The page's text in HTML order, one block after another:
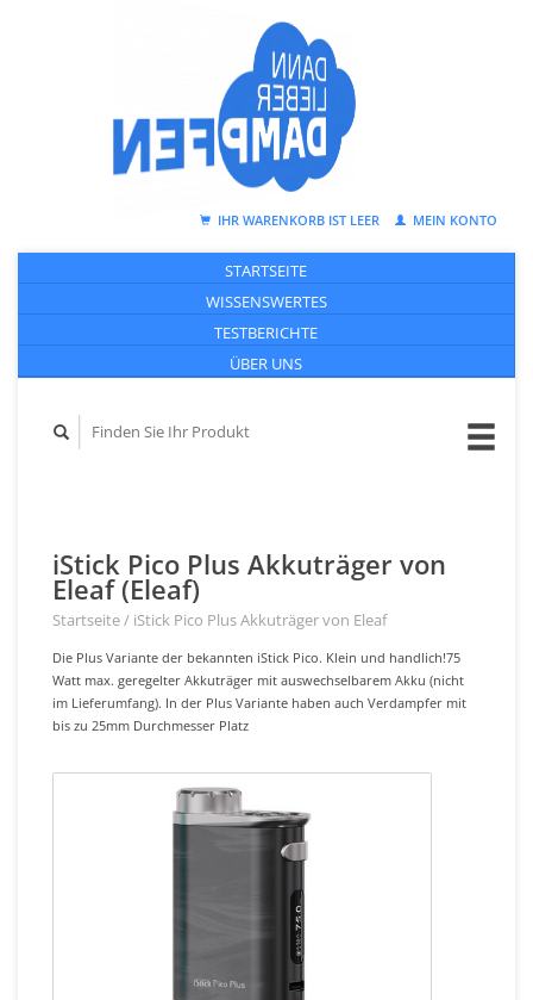
IHR WARENKORB IST LEER MEIN KONTO
STARTSEITE
WISSENSWERTES
TESTBERICHTE
ÜBER UNS
iStick Pico Plus Akkuträger von
Eleaf (Eleaf)
Startseite/ iStick Pico Plus Akkuträger von Eleaf
Die Plus Variante der bekannten iStick Pico. Klein und handlich!75
Watt max. geregelter Akkuträger mit auswechselbarem Akku (nicht
im Lieferumfang). In der Plus Variante haben auch Verdampfer mit
bis zu 25mm Durchmesser Platz